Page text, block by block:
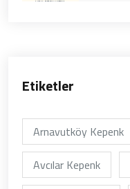
Etiketler
Arnavutköy Kepenk
Avcılar Kepenk